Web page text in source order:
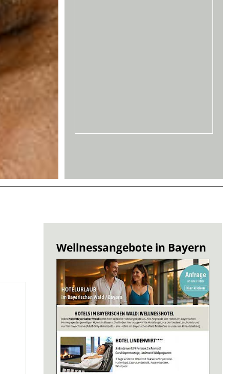
Wellnessangebote in Bayern